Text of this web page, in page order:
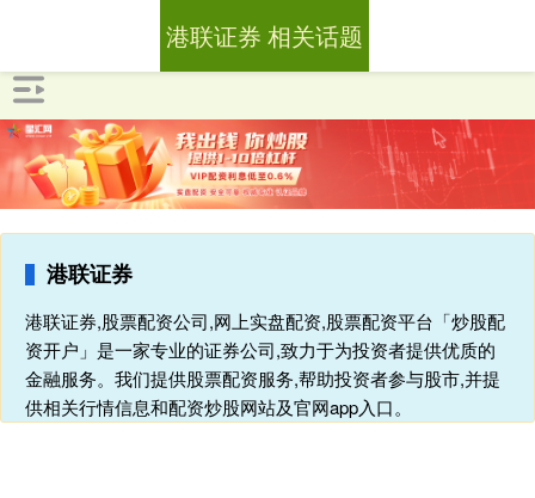
港联证券
港联证券,股票配资公司,网上实盘配资,股票配资平台「炒股配
资开户」是一家专业的证券公司,致力于为投资者提供优质的
金融服务。我们提供股票配资服务,帮助投资者参与股市,并提
供相关行情信息和配资炒股网站及官网app入口。
港联证券 相关话题